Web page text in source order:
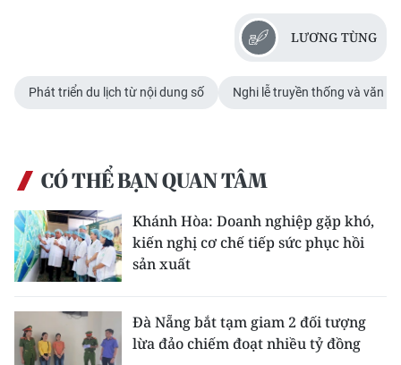
LƯƠNG TÙNG
Phát triển du lịch từ nội dung số Nghi lễ truyền thống và văn
CÓ THỂ BẠN QUAN TÂM
Khánh Hòa: Doanh nghiệp gặp khó,
kiến nghị cơ chế tiếp sức phục hồi
sản xuất
Đà Nẵng bắt tạm giam 2 đối tượng
lừa đảo chiếm đoạt nhiều tỷ đồng